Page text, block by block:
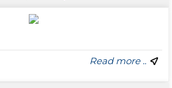
Read more ..